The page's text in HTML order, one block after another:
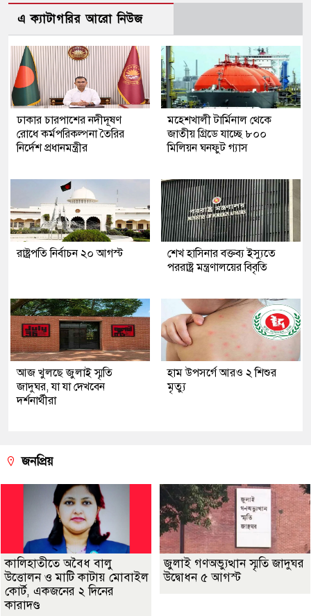
এ ক্যাটাগরির আরো নিউজ
ঢাকার চারপাশের নদীদূষণ
রোধে কর্মপরিকল্পনা তৈরির
নির্দেশ প্রধানমন্ত্রীর
মহেশখালী টার্মিনাল থেকে
জাতীয় গ্রিডে যাচ্ছে ৮০০
মিলিয়ন ঘনফুট গ্যাস
রাষ্ট্রপতি নির্বাচন ২০ আগস্ট
শেখ হাসিনার বক্তব্য ইস্যুতে
পররাষ্ট্র মন্ত্রণালয়ের বিবৃতি
আজ খুলছে জুলাই স্মৃতি
জাদুঘর, যা যা দেখবেন
দর্শনার্থীরা
হাম উপসর্গে আরও ২ শিশুর
মৃত্যু
জনপ্রিয়
কালিহাতীতে অবৈধ বালু
উত্তোলন ও মাটি কাটায় মোবাইল
কোর্ট, একজনের ২ দিনের
কারাদণ্ড
জুলাই গণঅভ্যুত্থান স্মৃতি জাদুঘর
উদ্বোধন ৫ আগস্ট